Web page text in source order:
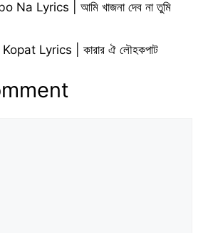
Lyrics | আমি খাজনা দেব না তুমি
Lyrics | কারার ঐ লৌহকপাট